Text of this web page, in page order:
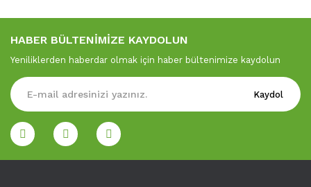
HABER BÜLTENİMİZE KAYDOLUN
Yeniliklerden haberdar olmak için haber bültenimize kaydolun
Kaydol